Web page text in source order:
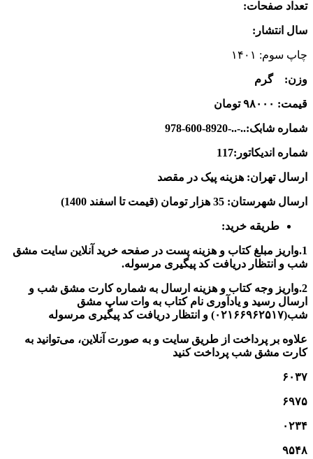
تعداد صفحات:
سال انتشار:
چاپ سوم: ۱۴۰۱
وزن: گرم
قیمت: ۹۸۰۰۰ تومان
شماره شابک:..-..-8920-600-978
شماره اندیکاتور:117
ارسال تهران: هزینه پیک در مقصد
ارسال شهرستان: 35 هزار تومان (قیمت تا اسفند 1400)
طریقه خرید:
1.واریز مبلغ کتاب و هزینه پست در صفحه خرید آنلاین سایت مشق
شب و انتظار دریافت کد پیگیری مرسوله.
2.واریز وجه کتاب و هزینه ارسال به شماره کارت مشق شب و
ارسال رسید و یادآوری نام کتاب به وات ساپ مشق
شب(۰۲۱۶۶۹۶۲۵۱۷) و انتظار دریافت کد پیگیری مرسوله
علاوه بر پرداخت از طریق سایت و به صورت آنلاین، می‌توانید به
کارت مشق شب پرداخت کنید
۶۰۳۷
۶۹۷۵
۰۲۳۴
۹۵۴۸